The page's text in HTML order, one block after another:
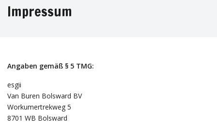
Impressum
Angaben gemäß § 5 TMG:
esgii
Van Buren Bolsward BV
Workumertrekweg 5
8701 WB Bolsward